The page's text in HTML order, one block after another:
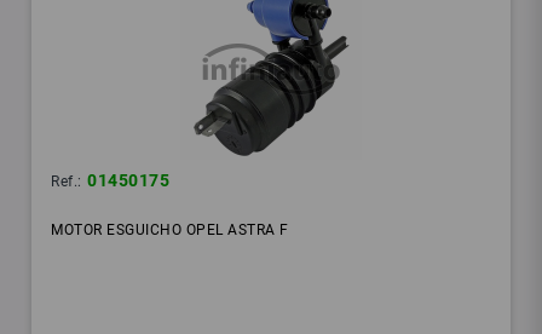
Ref.: 01450175
MOTOR ESGUICHO OPEL ASTRA F